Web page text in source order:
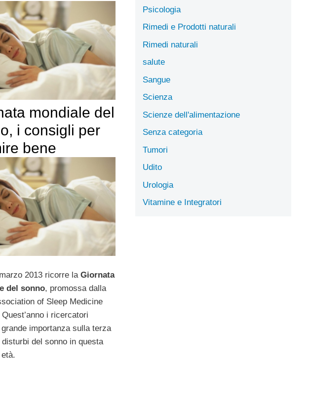
mondiale del
i consigli per
bene
2013 ricorre la Giornata
del sonno, promossa dalla
of Sleep Medicine
i ricercatori
grande importanza sulla terza
del sonno in questa
Psicologia
Rimedi e Prodotti naturali
Rimedi naturali
salute
Sangue
Scienza
Scienze dell'alimentazione
Senza categoria
Tumori
Udito
Urologia
Vitamine e Integratori